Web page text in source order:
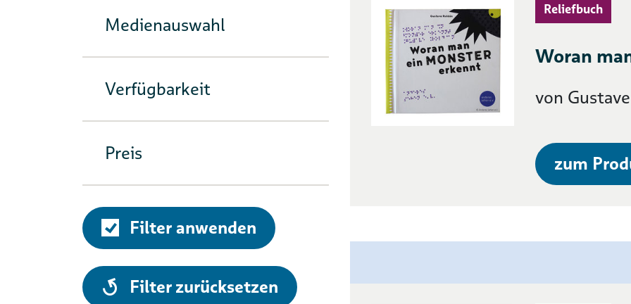
Medienauswahl
Verfügbarkeit
Preis
Filter anwenden
alle
Filter zurücksetzen
Reliefbuch
Woran
von
zum